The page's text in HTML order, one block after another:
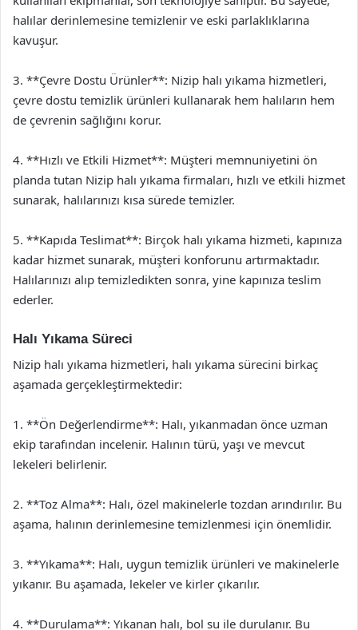
halılar derinlemesine temizlenir ve eski parlaklıklarına
kavuşur.
3. **Çevre Dostu Ürünler**: Nizip halı yıkama hizmetleri,
çevre dostu temizlik ürünleri kullanarak hem halıların hem
de çevrenin sağlığını korur.
4. **Hızlı ve Etkili Hizmet**: Müşteri memnuniyetini ön
planda tutan Nizip halı yıkama firmaları, hızlı ve etkili hizmet
sunarak, halılarınızı kısa sürede temizler.
5. **Kapıda Teslimat**: Birçok halı yıkama hizmeti, kapınıza
kadar hizmet sunarak, müşteri konforunu artırmaktadır.
Halılarınızı alıp temizledikten sonra, yine kapınıza teslim
ederler.
Halı Yıkama Süreci
Nizip halı yıkama hizmetleri, halı yıkama sürecini birkaç
aşamada gerçekleştirmektedir:
1. **Ön Değerlendirme**: Halı, yıkanmadan önce uzman
ekip tarafından incelenir. Halının türü, yaşı ve mevcut
lekeleri belirlenir.
2. **Toz Alma**: Halı, özel makinelerle tozdan arındırılır. Bu
aşama, halının derinlemesine temizlenmesi için önemlidir.
3. **Yıkama**: Halı, uygun temizlik ürünleri ve makinelerle
yıkanır. Bu aşamada, lekeler ve kirler çıkarılır.
4. **Durulama**: Yıkanan halı, bol su ile durulanır. Bu